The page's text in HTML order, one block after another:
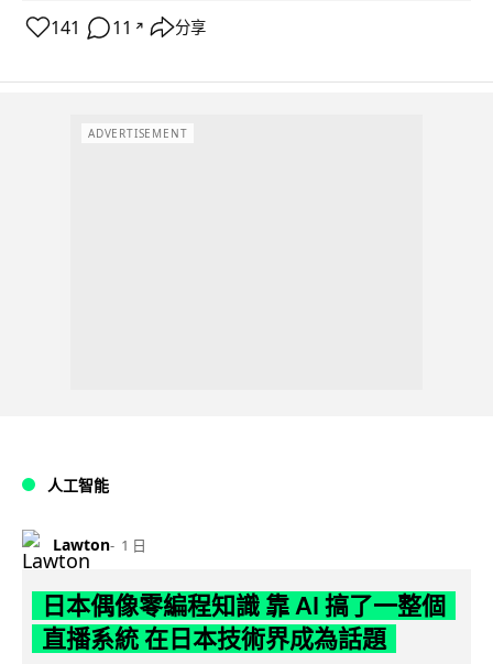
141 11 ↗ 分享
ADVERTISEMENT
人工智能
Lawton 1 日
日本偶像零編程知識 靠 AI 搞了一整個
直播系統 在日本技術界成為話題